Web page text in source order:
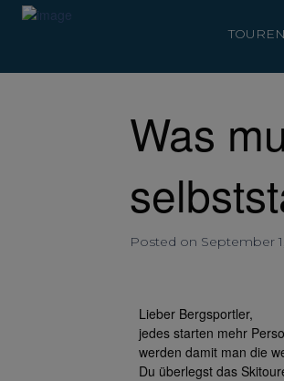
TOUREN
Was
Posted on September
Lieber Bergsportler,
jedes starten mehr
werden damit man die
Du überlegst das